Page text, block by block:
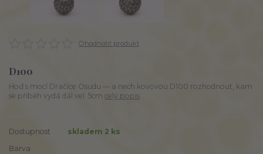
Ohodnotit produkt
D100
Hoď s mocí Dračice Osudu — a nech kovovou D100 rozhodnout, kam
se příběh vydá dál vel. 5cm celý popis
Dostupnost
skladem 2 ks
Barva